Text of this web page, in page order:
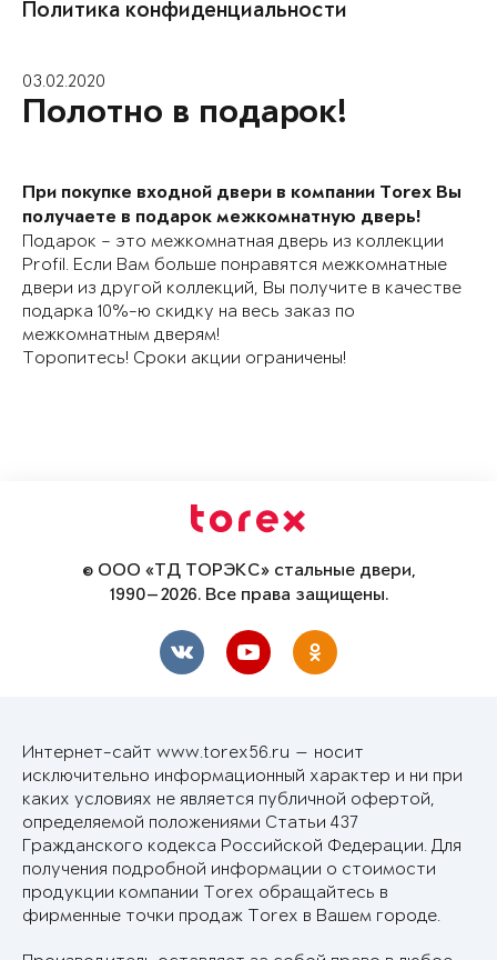
Политика конфиденциальности
03.02.2020
Полотно в подарок!
При покупке входной двери в компании Torex Вы
получаете в подарок межкомнатную дверь!
Подарок – это межкомнатная дверь из коллекции
Profil. Если Вам больше понравятся межкомнатные
двери из другой коллекций, Вы получите в качестве
подарка 10%-ю скидку на весь заказ по
межкомнатным дверям!
Торопитесь! Сроки акции ограничены!
© ООО «ТД ТОРЭКС» стальные двери,
1990—2026. Все права защищены.
Интернет-сайт www.torex56.ru — носит
исключительно информационный характер и ни при
каких условиях не является публичной офертой,
определяемой положениями Статьи 437
Гражданского кодекса Российской Федерации. Для
получения подробной информации о стоимости
продукции компании Torex обращайтесь в
фирменные точки продаж Torex в Вашем городе.